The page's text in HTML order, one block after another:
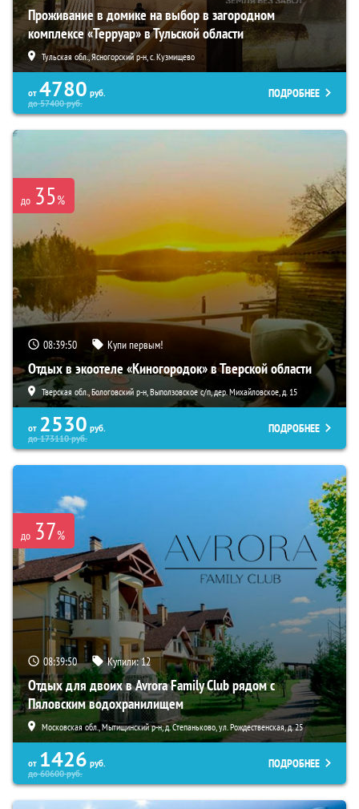
Проживание в домике на выбор в загородном
комплексе «Терруар» в Тульской области
Тульская обл., Ясногорский р-н, с. Кузмищево
от 4780 руб.
до57400руб.
ПОДРОБНЕЕ
до 35%
08:39:48 Купи первым!
Отдых в экоотеле «Киногородок» в Тверской области
Тверская обл., Бологовский р-н, Выползовское с/п, дер. Михайловское, д. 15
от 2530 руб.
до173110руб.
ПОДРОБНЕЕ
до 37%
08:39:48 Купили:12
Отдых для двоих в Avrora Family Club рядом с
Пяловским водохранилищем
Московская обл., Мытищинский р-н, д. Степаньково, ул. Рождественская, д. 25
от 1426 руб.
до60600руб.
ПОДРОБНЕЕ